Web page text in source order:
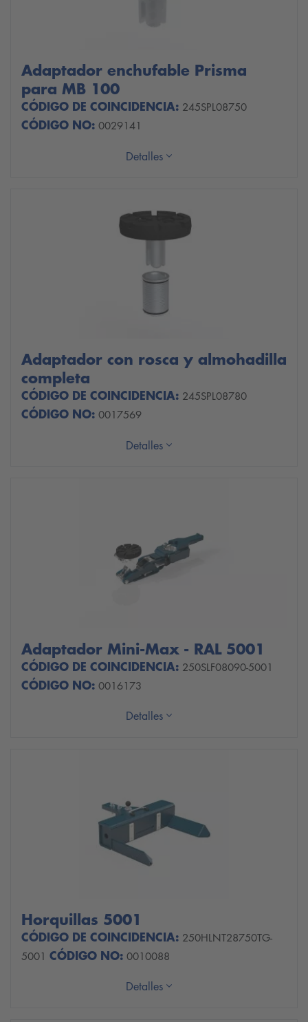
Adaptador enchufable Prisma
para MB 100
CÓDIGO DE COINCIDENCIA: 245SPL08750
CÓDIGO NO: 0029141
Detalles
Adaptador con rosca y almohadilla
completa
CÓDIGO DE COINCIDENCIA: 245SPL08780
CÓDIGO NO: 0017569
Detalles
Adaptador Mini-Max - RAL 5001
CÓDIGO DE COINCIDENCIA: 250SLF08090-5001
CÓDIGO NO: 0016173
Detalles
Horquillas 5001
CÓDIGO DE COINCIDENCIA: 250HLNT28750TG-
5001 CÓDIGO NO: 0010088
Detalles